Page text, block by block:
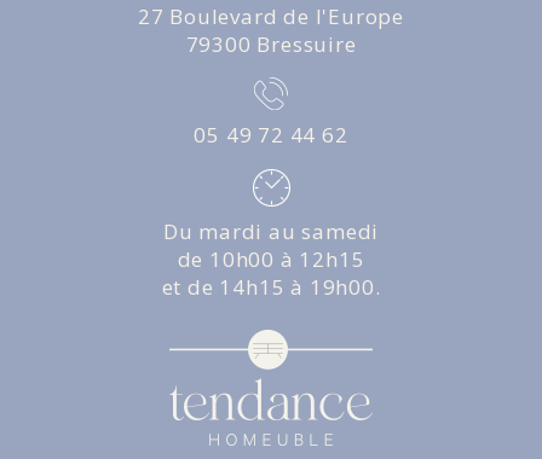
27 Boulevard de l'Europe
79300 Bressuire
05 49 72 44 62
Du mardi au samedi
de 10h00 à 12h15
et de 14h15 à 19h00.